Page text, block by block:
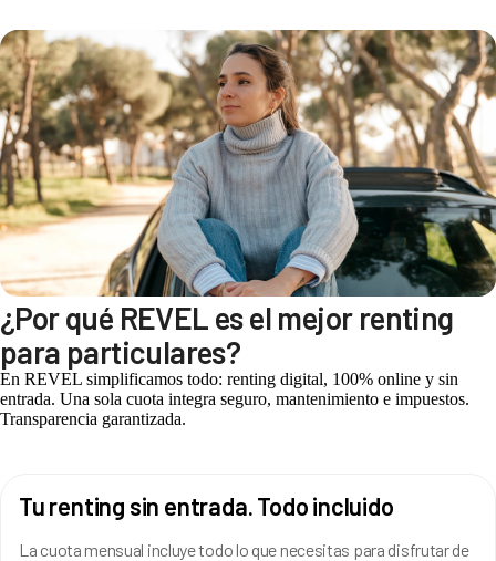
¿Por qué REVEL es el mejor renting
para particulares?
En REVEL simplificamos todo: renting digital, 100% online y sin
entrada. Una sola cuota integra seguro, mantenimiento e impuestos.
Transparencia garantizada.
Tu renting sin entrada. Todo incluido
La cuota mensual incluye todo lo que necesitas para disfrutar de